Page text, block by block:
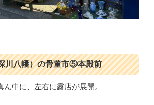
川八幡）の骨董市⑤本殿前
中に、左右に露店が展開。